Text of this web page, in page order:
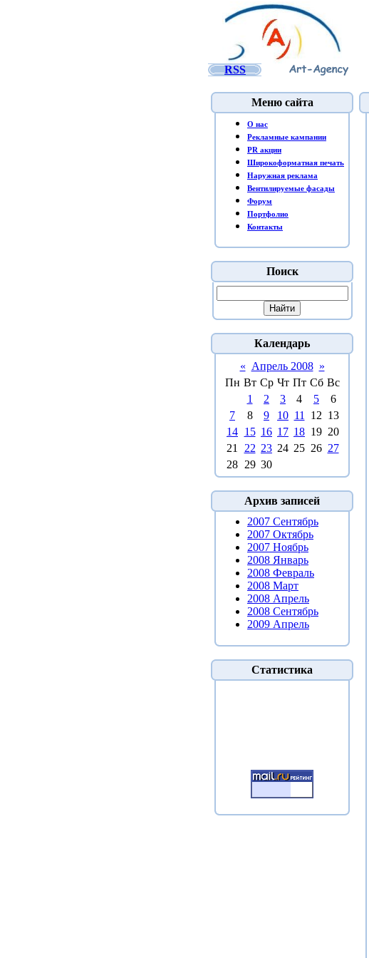
RSS
Меню сайта
O нас
Рекламные кампании
PR акции
Широкоформатная печать
Наружная реклама
Вентилируемые фасады
Форум
Портфолио
Контакты
Поиск
Календарь
« Апрель 2008 »
Пн Вт Ср Чт Пт Сб Вс
1
2 3 4 5
6
7
8 9 10 11 12 13
14 15 16 17 18 19 20
21
22 23 24 25 26 27
28 29 30
Архив записей
2007 Сентябрь
2007 Октябрь
2007 Ноябрь
2008 Январь
2008 Февраль
2008 Март
2008 Апрель
2008 Сентябрь
2009 Апрель
Статистика